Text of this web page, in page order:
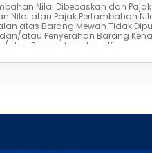
Nilai Dibebaskan dan Pajak
Nilai atau Pajak Pertambahan
atas Barang Mewah Tidak
atau Penyerahan Barang
atau Penyerahan Jasa Ke...